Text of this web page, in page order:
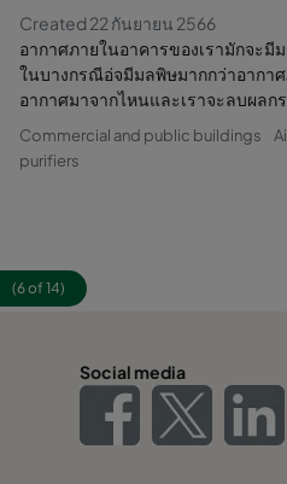
Created 22 กันยายน 2566
อากาศภายในอาคารของเรามักจะมี
ในบางกรณีอ่จมีมลพิษมากกว่าอากา
อากาศมาจากไหนและเราจะลบผลก
Commercial and public buildings
purifiers
(6 of 14)
Social media